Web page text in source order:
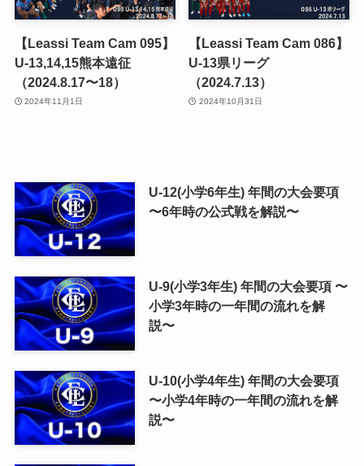
【Leassi Team Cam 095】
U-13,14,15熊本遠征
（2024.8.17〜18）
2024年11月1日
【Leassi Team Cam 086】
U-13県リーグ
（2024.7.13）
2024年10月31日
U-12(小学6年生) 年間の大会要項
〜6年時の公式戦を解説〜
U-9(小学3年生) 年間の大会要項 〜
小学3年時の一年間の流れを解
説〜
U-10(小学4年生) 年間の大会要項
〜小学4年時の一年間の流れを解
説〜